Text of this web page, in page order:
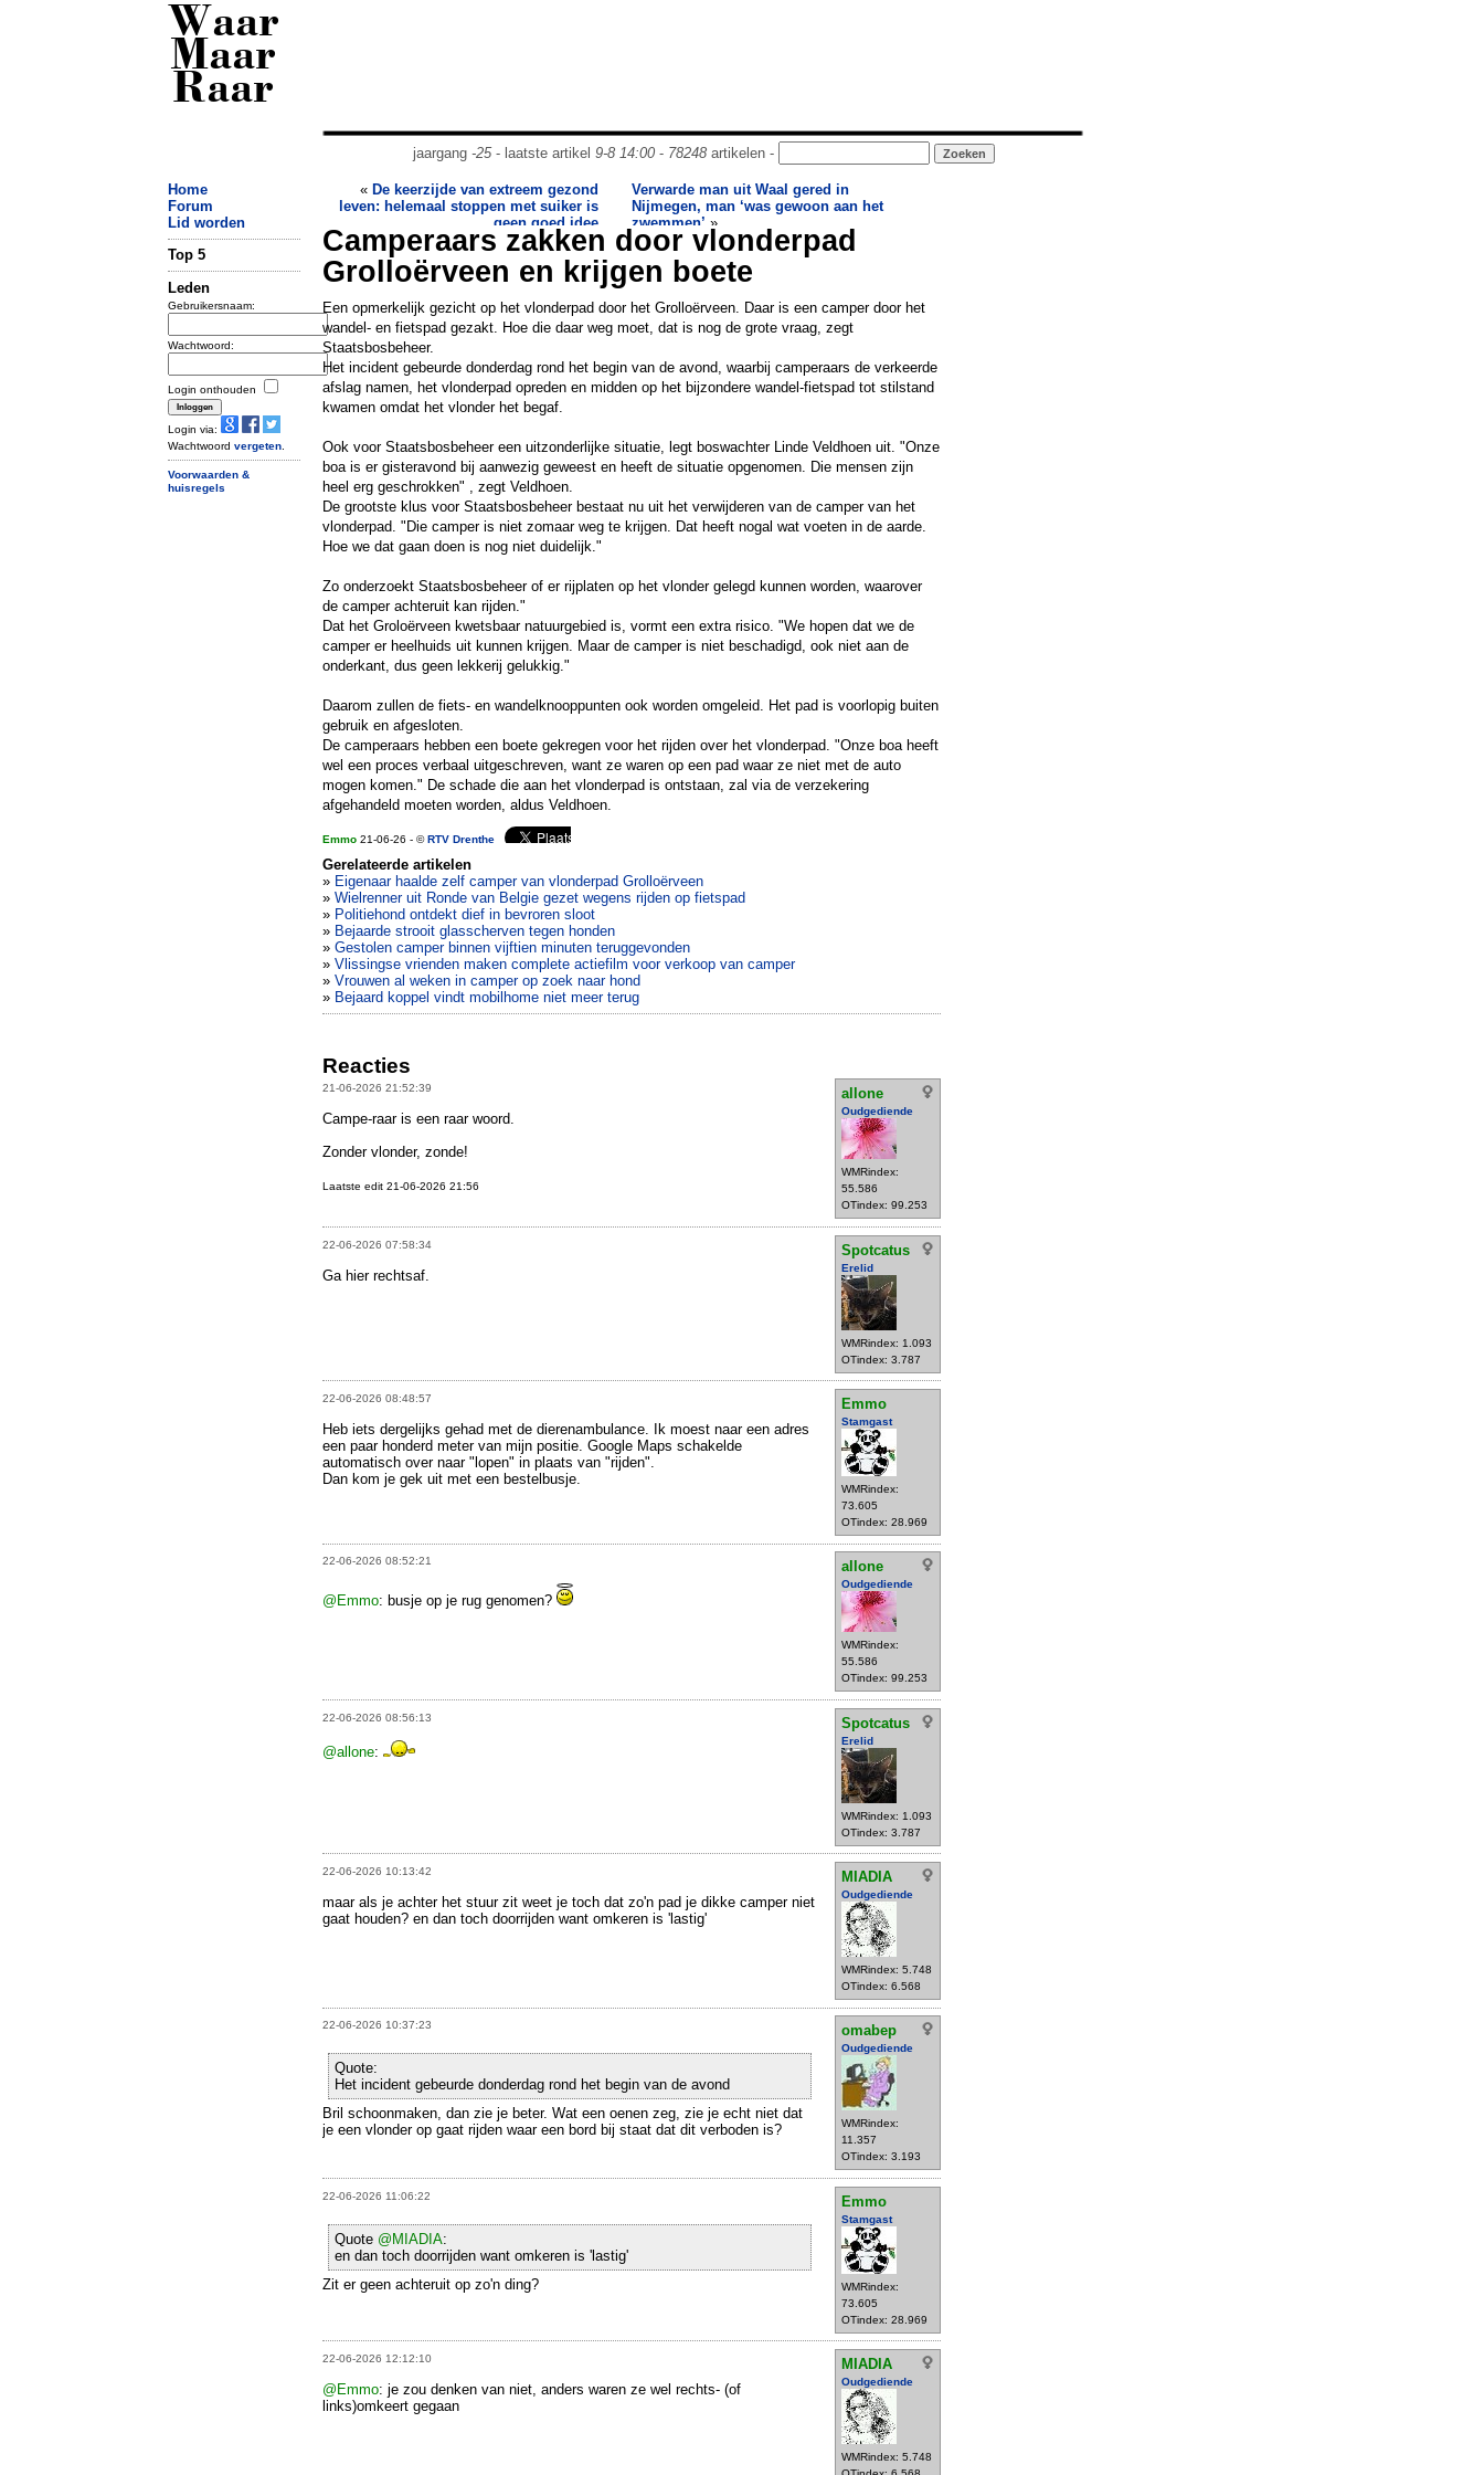
Waar
Maar
Raar
jaargang -25- laatste artikel 9-8 14:00- 78248artikelen -
Home
Forum
Lid worden
Top 5
Leden
Gebruikersnaam:
Wachtwoord:
Login onthouden
Login via:
Wachtwoord vergeten
Voorwaarden &
huisregels
« De keerzijde van extreem gezond
leven: helemaal stoppen met suiker is
geen goed idee
Verwarde man uit Waal gered in
Nijmegen, man ‘was gewoon aan het
zwemmen’ »
Camperaars zakken door vlonderpad
Grolloërveen en krijgen boete
Een opmerkelijk gezicht op het vlonderpad door het Grolloërveen. Daar is een camper door het
wandel- en fietspad gezakt. Hoe die daar weg moet, dat is nog de grote vraag, zegt
Staatsbosbeheer.
Het incident gebeurde donderdag rond het begin van de avond, waarbij camperaars de verkeerde
afslag namen, het vlonderpad opreden en midden op het bijzondere wandel-fietspad tot stilstand
kwamen omdat het vlonder het begaf.
Ook voor Staatsbosbeheer een uitzonderlijke situatie, legt boswachter Linde Veldhoen uit. "Onze
boa is er gisteravond bij aanwezig geweest en heeft de situatie opgenomen. Die mensen zijn
heel erg geschrokken" , zegt Veldhoen.
De grootste klus voor Staatsbosbeheer bestaat nu uit het verwijderen van de camper van het
vlonderpad. "Die camper is niet zomaar weg te krijgen. Dat heeft nogal wat voeten in de aarde.
Hoe we dat gaan doen is nog niet duidelijk."
Zo onderzoekt Staatsbosbeheer of er rijplaten op het vlonder gelegd kunnen worden, waarover
de camper achteruit kan rijden."
Dat het Groloërveen kwetsbaar natuurgebied is, vormt een extra risico. "We hopen dat we de
camper er heelhuids uit kunnen krijgen. Maar de camper is niet beschadigd, ook niet aan de
onderkant, dus geen lekkerij gelukkig."
Daarom zullen de fiets- en wandelknooppunten ook worden omgeleid. Het pad is voorlopig buiten
gebruik en afgesloten.
De camperaars hebben een boete gekregen voor het rijden over het vlonderpad. "Onze boa heeft
wel een proces verbaal uitgeschreven, want ze waren op een pad waar ze niet met de auto
mogen komen." De schade die aan het vlonderpad is ontstaan, zal via de verzekering
afgehandeld moeten worden, aldus Veldhoen.
Emmo 21-06-26 - ©RTV Drenthe
Gerelateerde artikelen
» Eigenaar haalde zelf camper van vlonderpad Grolloërveen
» Wielrenner uit Ronde van Belgie gezet wegens rijden op fietspad
» Politiehond ontdekt dief in bevroren sloot
» Bejaarde strooit glasscherven tegen honden
» Gestolen camper binnen vijftien minuten teruggevonden
» Vlissingse vrienden maken complete actiefilm voor verkoop van camper
» Vrouwen al weken in camper op zoek naar hond
» Bejaard koppel vindt mobilhome niet meer terug
Reacties
21-06-2026 21:52:39 allone
Oudgediende
WMRindex:
55.586
OTindex: 99.253
Campe-raar is een raar woord.
Zonder vlonder, zonde!
Laatste edit 21-06-2026 21:56
22-06-2026 07:58:34 Spotcatus
Erelid
WMRindex: 1.093
OTindex: 3.787
Ga hier rechtsaf.
22-06-2026 08:48:57 Emmo
Stamgast
WMRindex:
73.605
OTindex: 28.969
Heb iets dergelijks gehad met de dierenambulance. Ik moest naar een adres
een paar honderd meter van mijn positie. Google Maps schakelde
automatisch over naar "lopen" in plaats van "rijden".
Dan kom je gek uit met een bestelbusje.
22-06-2026 08:52:21 allone
Oudgediende
WMRindex:
55.586
OTindex: 99.253
@Emmo: busje op je rug genomen?
22-06-2026 08:56:13 Spotcatus
Erelid
WMRindex: 1.093
OTindex: 3.787
@allone:
22-06-2026 10:13:42 MIADIA
Oudgediende
WMRindex: 5.748
OTindex: 6.568
maar als je achter het stuur zit weet je toch dat zo'n pad je dikke camper niet
gaat houden? en dan toch doorrijden want omkeren is 'lastig'
22-06-2026 10:37:23 omabep
Oudgediende
WMRindex:
11.357
OTindex: 3.193
Quote:
Het incident gebeurde donderdag rond het begin van de avond
Bril schoonmaken, dan zie je beter. Wat een oenen zeg, zie je echt niet dat
je een vlonder op gaat rijden waar een bord bij staat dat dit verboden is?
22-06-2026 11:06:22 Emmo
Stamgast
WMRindex:
73.605
OTindex: 28.969
Quote @MIADIA:
en dan toch doorrijden want omkeren is 'lastig'
Zit er geen achteruit op zo'n ding?
22-06-2026 12:12:10 MIADIA
Oudgediende
WMRindex: 5.748
@Emmo: je zou denken van niet, anders waren ze wel rechts- (of
links)omkeert gegaan